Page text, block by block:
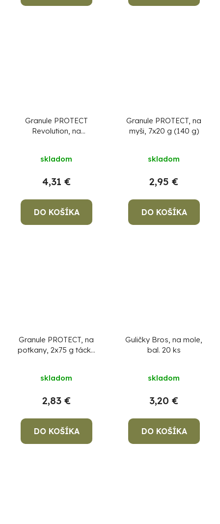
Granule PROTECT
Revolution, na
100 g)
skladom
4,31 €
DO KOŠÍKA
Granule PROTECT, na
myši, 7x20 g (140 g)
skladom
2,95 €
DO KOŠÍKA
Granule PROTECT, na
potkany, 2x75 g tácky
skladom
2,83 €
DO KOŠÍKA
Guličky Bros, na mole,
bal. 20 ks
skladom
3,20 €
DO KOŠÍKA